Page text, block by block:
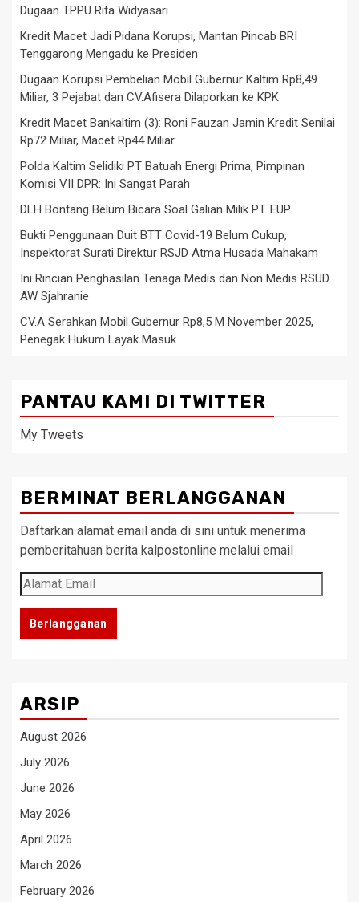
Dugaan TPPU Rita Widyasari
Kredit Macet Jadi Pidana Korupsi, Mantan Pincab BRI
Tenggarong Mengadu ke Presiden
Dugaan Korupsi Pembelian Mobil Gubernur Kaltim Rp8,49
Miliar, 3 Pejabat dan CV.Afisera Dilaporkan ke KPK
Kredit Macet Bankaltim (3): Roni Fauzan Jamin Kredit Senilai
Rp72 Miliar, Macet Rp44 Miliar
Polda Kaltim Selidiki PT Batuah Energi Prima, Pimpinan
Komisi VII DPR: Ini Sangat Parah
DLH Bontang Belum Bicara Soal Galian Milik PT. EUP
Bukti Penggunaan Duit BTT Covid-19 Belum Cukup,
Inspektorat Surati Direktur RSJD Atma Husada Mahakam
Ini Rincian Penghasilan Tenaga Medis dan Non Medis RSUD
AW Sjahranie
CV.A Serahkan Mobil Gubernur Rp8,5 M November 2025,
Penegak Hukum Layak Masuk
PANTAU KAMI DI TWITTER
My Tweets
BERMINAT BERLANGGANAN
Daftarkan alamat email anda di sini untuk menerima
pemberitahuan berita kalpostonline melalui email
Alamat
Email
Berlangganan
ARSIP
August 2026
July 2026
June 2026
May 2026
April 2026
March 2026
February 2026